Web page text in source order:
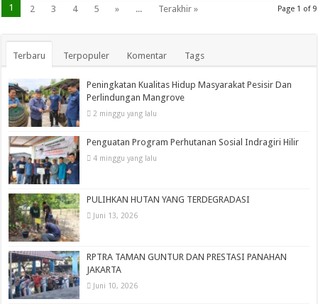
Page 1 of 9
1 2 3 4 5 » ... Terakhir »
Terbaru Terpopuler Komentar Tags
Peningkatan Kualitas Hidup Masyarakat Pesisir Dan
Perlindungan Mangrove
2 minggu yang lalu
Penguatan Program Perhutanan Sosial Indragiri Hilir
4 minggu yang lalu
PULIHKAN HUTAN YANG TERDEGRADASI
Juni 13, 2026
RPTRA TAMAN GUNTUR DAN PRESTASI PANAHAN
JAKARTA
Juni 10, 2026